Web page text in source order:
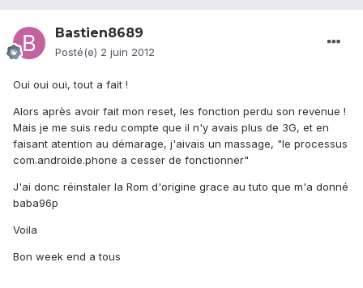
Bastien8689
Posté(e) 2 juin 2012
Oui oui oui, tout a fait !
Alors après avoir fait mon reset, les fonction perdu son revenue !
Mais je me suis redu compte que il n'y avais plus de 3G, et en
faisant atention au démarage, j'aivais un massage, "le processus
com.androide.phone a cesser de fonctionner"
J'ai donc réinstaler la Rom d'origine grace au tuto que m'a donné
baba96p
Voila
Bon week end a tous